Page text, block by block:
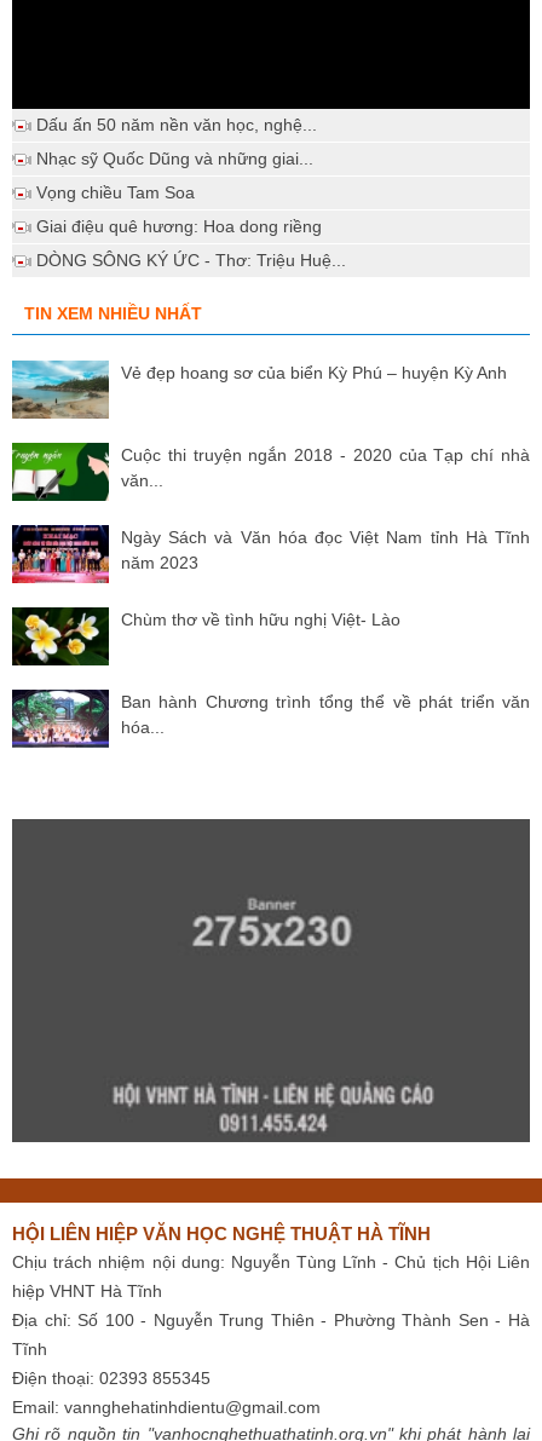
Dấu ấn 50 năm nền văn học, nghệ...
Nhạc sỹ Quốc Dũng và những giai...
Vọng chiều Tam Soa
Giai điệu quê hương: Hoa dong riềng
DÒNG SÔNG KÝ ỨC - Thơ: Triệu Huệ...
TIN XEM NHIỀU NHẤT
Vẻ đẹp hoang sơ của biển Kỳ Phú – huyện Kỳ Anh
Cuộc thi truyện ngắn 2018 - 2020 của Tạp chí nhà
văn...
Ngày Sách và Văn hóa đọc Việt Nam tỉnh Hà Tĩnh
năm 2023
Chùm thơ về tình hữu nghị Việt- Lào
Ban hành Chương trình tổng thể về phát triển văn
hóa...
HỘI LIÊN HIỆP VĂN HỌC NGHỆ THUẬT HÀ TĨNH
Chịu trách nhiệm nội dung: Nguyễn Tùng Lĩnh - Chủ tịch Hội Liên
hiệp VHNT Hà Tĩnh
Địa chỉ: Số 100 - Nguyễn Trung Thiên - Phường Thành Sen - Hà
Tĩnh
Điện thoại: 02393 855345
Email: vannghehatinhdientu@gmail.com
Ghi rõ nguồn tin "vanhocnghethuathatinh.org.vn" khi phát hành lại